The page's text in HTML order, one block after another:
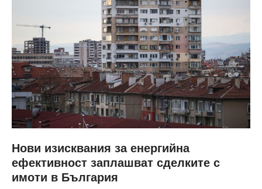
Нови изисквания за енергийна
ефективност заплашват сделките с
имоти в България